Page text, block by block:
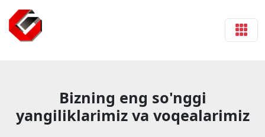
Bizning eng so'nggi
yangiliklarimiz va voqealarimiz